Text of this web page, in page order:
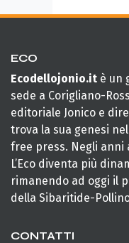
ECO
Ecodellojonio.it è un
sede a Corigliano-
editoriale Jonico e
trova la sua genesi
free press. Negli anni
L’Eco diventa più
rimanendo ad oggi il
della Sibaritide-
CONTATTI